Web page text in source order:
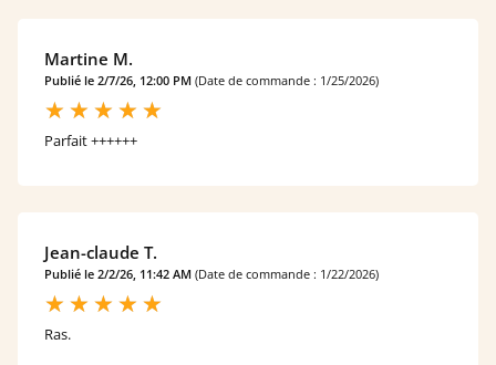
Martine M.
Publié le 2/7/26, 12:00 PM (Date de commande : 1/25/2026)
Parfait ++++++
Jean-claude T.
Publié le 2/2/26, 11:42 AM (Date de commande : 1/22/2026)
Ras.